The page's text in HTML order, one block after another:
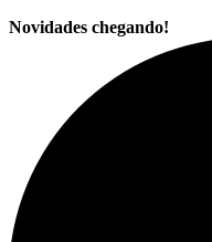
Novidades chegando!